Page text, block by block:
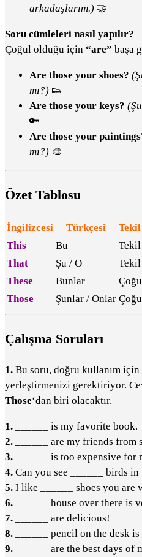
arkadaşlarım.) 🤝
Soru cümleleri nasıl yapılır?
Çoğul olduğu için “are” başa
Are those your shoes?
mı?) 👟
Are those your keys?
🔑
Are those your
mı?) 🎨
Özet Tablosu
İngilizcesi Türkçesi
This
Bu Tekil
That
Şu / O Tekil
These
Bunlar
Those
Şunlar / Onlar
Çalışma Soruları
1. Bu soru, doğru kullanım
yerleştirmenizi gerektiriyor.
Those‘dan biri olacaktır.
1. ______ is my favorite book.
2. ______ are my friends from
3. ______ is too expensive for
4. Can you see ______ birds in
5. I like ______ shoes you are
6. ______ house over there is
7. ______ are delicious!
8. ______ pencil on the desk is
9. ______ are the best days of